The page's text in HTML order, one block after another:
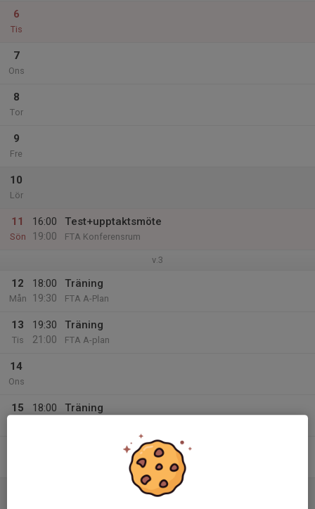
6
Tis
7
Ons
8
Tor
9
Fre
10
Lör
11
Sön
16:00
19:00
Test+upptaktsmöte
FTA Konferensrum
v.3
12
Mån
18:00
19:30
Träning
FTA A-Plan
13
Tis
19:30
21:00
Träning
FTA A-plan
14
Ons
15
18:00
Träning
Brottningsturnering